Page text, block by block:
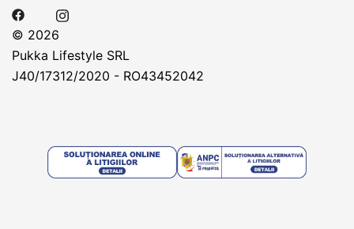
© 2026
Pukka Lifestyle SRL
J40/17312/2020 - RO43452042